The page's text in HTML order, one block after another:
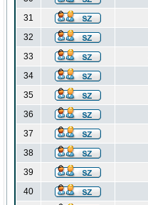
31
32
33
34
35
36
37
38
39
40